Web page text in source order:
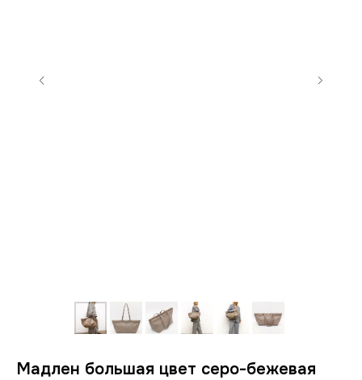
Мадлен большая цвет серо-бежевая